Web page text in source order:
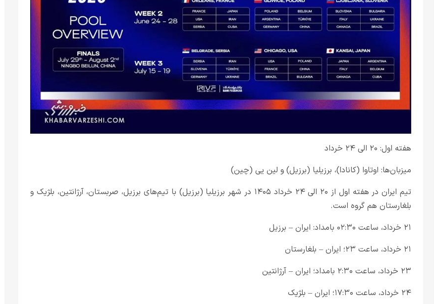
هفته اول: ۲۰ الی ۲۴ خرداد
میزبان‌ها: اوتاوا (کانادا)، برزیلیا (برزیل) و لین یی (چین)
تیم ایران در هفته اول از ۲۰ الی ۲۴ خرداد ۱۴۰۵ در شهر برزیلیا (برزیل) با تیم‌های برزیل، صربستان، آرژانتین، بلژیک و
بلغارستان هم گروه است.
۲۱ خرداد، ساعت ۰۲:۳۰ بامداد: ایران – برزیل
۲۱ خرداد، ساعت ۲۳؛ ایران – بلغارستان
۲۳ خرداد، ساعت ۲:۳۰ بامداد؛ ایران – آرژانتین
۲۴ خرداد، ساعت ۱۷:۳۰؛ ایران – بلژیک